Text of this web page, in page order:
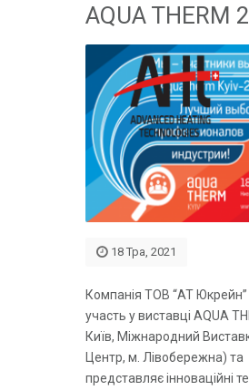
AQUA THERM
18 Тра, 2021
Компанія ТОВ “АТ
участь у виставці AQUA
Київ, Міжнародний
Центр, м. Лівобережна) та
представляє інноваційні